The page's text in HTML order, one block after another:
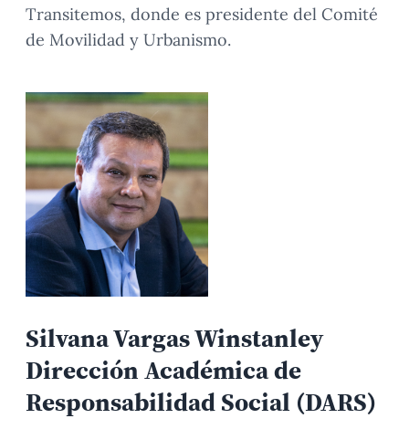
Transitemos, donde es presidente del Comité
de Movilidad y Urbanismo.
Silvana Vargas Winstanley
Dirección Académica de
Responsabilidad Social (DARS)